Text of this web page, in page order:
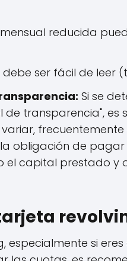
reducida
ser fácil de leer
Si se
transparencia", es
obligación de pagar
el capital prestado y
especialmente si